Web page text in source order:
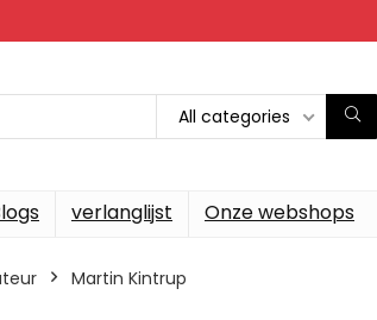
All categories
verlanglijst Onze webshops
Martin Kintrup